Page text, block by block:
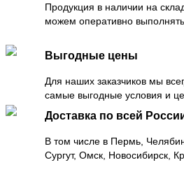
Продукция в наличии на
можем оперативно
Выгодные цены
Для наших заказчиков мы
самые выгодные условия и
Доставка по всей
В том числе в Пермь,
Сургут, Омск, Новосибирск,